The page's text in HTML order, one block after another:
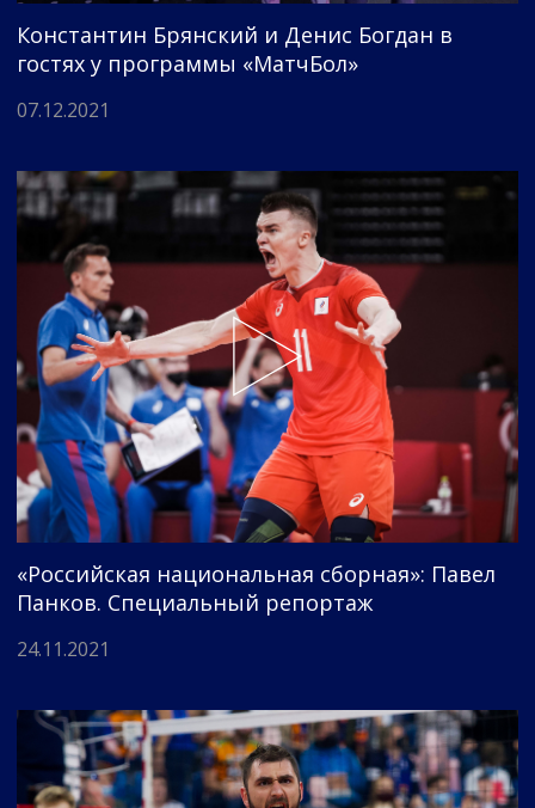
Константин Брянский и Денис Богдан в
гостях у программы «МатчБол»
07.12.2021
«Российская национальная сборная»: Павел
Панков. Специальный репортаж
24.11.2021